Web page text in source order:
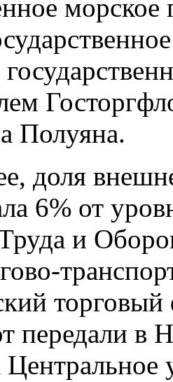
Полуяна.
доля
6% от
и
торговый
передали в